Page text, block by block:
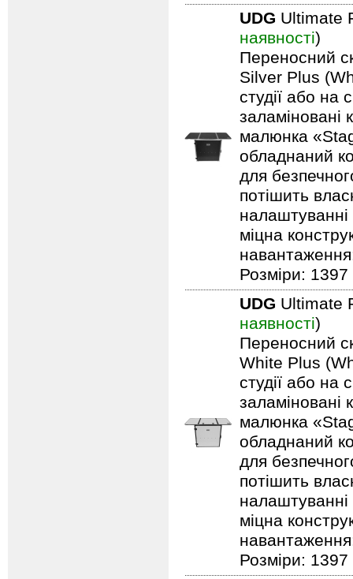
UDG Ultimate
наявності)
Переносний
Silver Plus
студії або на
заламіновані
малюнка
обладнаний
для
потішить
міцна
Розміри:
UDG Ultimate
наявності)
Переносний
White Plus
студії або на
заламіновані
малюнка
обладнаний
для
потішить
міцна
Розміри: